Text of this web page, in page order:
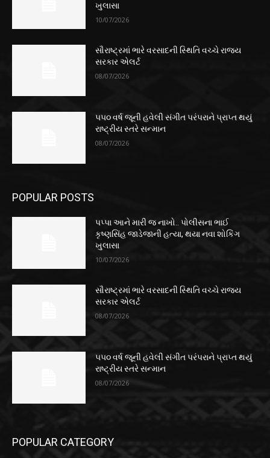
ખુલાસા
10/07/2026
સૌરાષ્ટ્રમાં ભારે વરસાદની સ્થિતિ વચ્ચે રાજ્ય
સરકાર એલર્ટ
08/07/2026
૫૫૦ વર્ષ જૂની હવેલી સંગીત પરંપરાને પ્રાપ્ત થયું
રાષ્ટ્રીય સ્તરે સન્માન
08/07/2026
POPULAR POSTS
પપ્પા આને મારી જ નાખો.. પોલીસના ભાઈ
કૃષ્ણસિંહ જાડેજાની હત્યા, થયા નવા શોકિંગ
ખુલાસા
10/07/2026
સૌરાષ્ટ્રમાં ભારે વરસાદની સ્થિતિ વચ્ચે રાજ્ય
સરકાર એલર્ટ
08/07/2026
૫૫૦ વર્ષ જૂની હવેલી સંગીત પરંપરાને પ્રાપ્ત થયું
રાષ્ટ્રીય સ્તરે સન્માન
08/07/2026
POPULAR CATEGORY